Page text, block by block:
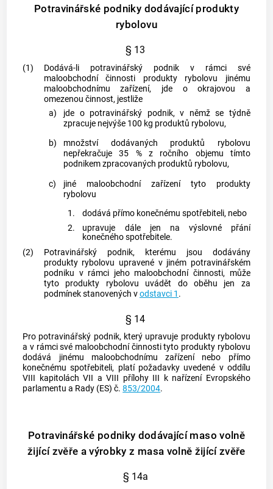
Potravinářské podniky dodávající produkty
rybolovu
§ 13
(1)
Dodává-li potravinářský podnik v rámci své
maloobchodní činnosti produkty rybolovu jinému
maloobchodnímu zařízení, jde o okrajovou a
omezenou činnost, jestliže
a)
jde o potravinářský podnik, v němž se týdně
zpracuje nejvýše 100 kg produktů rybolovu,
b)
množství dodávaných produktů rybolovu
nepřekračuje 35 % z ročního objemu tímto
podnikem zpracovaných produktů rybolovu,
c)
jiné maloobchodní zařízení tyto produkty
rybolovu
1.
dodává přímo konečnémuspotřebiteli, nebo
2.
upravuje dále jen na výslovné přání
konečnéhospotřebitele.
(2)
Potravinářský podnik, kterému jsou dodávány
produkty rybolovu upravené v jiném potravinářském
podniku v rámci jeho maloobchodní činnosti, může
tyto produkty rybolovu uvádět do oběhu jen za
podmínek stanovených vodstavci 1 .
§ 14
Pro potravinářský podnik, který upravuje produkty rybolovu
a v rámci své maloobchodní činnosti tyto produkty rybolovu
dodává jinému maloobchodnímu zařízení nebo přímo
konečnémuspotřebiteli, platí požadavky uvedené v oddílu
VIII kapitolách VII a VIII přílohy III k nařízení Evropského
parlamentu a Rady (ES) č.853/2004.
Potravinářské podniky dodávající maso volně
žijící zvěře a výrobky z masa volně žijící zvěře
§ 14a